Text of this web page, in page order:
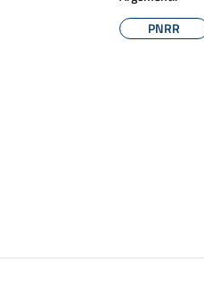
PNRR